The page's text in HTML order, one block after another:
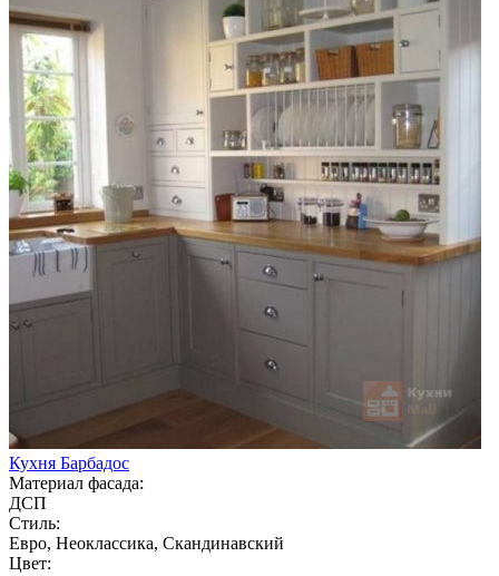
Кухня Барбадос
Материал фасада:
ДСП
Стиль:
Евро, Неоклассика, Скандинавский
Цвет: